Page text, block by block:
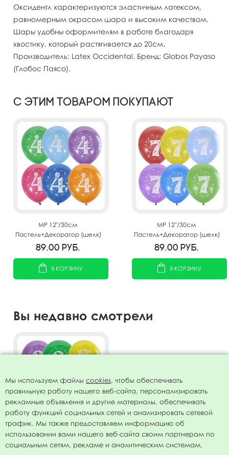
Оксидентл характеризуются эластичным латексом,
равномерным окрасом шара и высоким качеством.
Шары удобны оформителям в работе благодаря
хвостику, который растягивается до 20см.
Производитель: Latex Occidental. Бренд: Globos Payaso
(Глобос Паясо).
С этим товаром покупают
MP 12"/30см
Пастель+Декоратор (шелк)
спец. ассорти 2 ст. рис
89.00 руб.
В КОРЗИНУ
MP 12"/30см
Пастель+Декоратор (шелк)
спец. ассорти 2 ст. рис
89.00 руб.
В КОРЗИНУ
Вы недавно смотрели
Воздушные шары
Пастель+Декоратор (шелк)
Мы используем файлы cookies, чтобы обеспечивать
правильную работу нашего веб-сайта, персонализировать
рекламные объявления и другие материалы, обеспечивать
работу функций социальных сетей и анализировать сетевой
трафик. Мы также предоставляем информацию об
использовании вами нашего веб-сайта своим партнерам по
социальным сетям, рекламе и аналитическим системам.